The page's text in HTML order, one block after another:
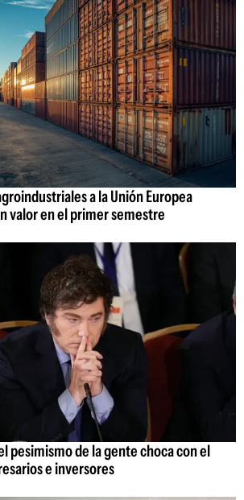
a la Unión Europea
valor en el primer semestre
pesimismo de la gente choca con el
e inversores